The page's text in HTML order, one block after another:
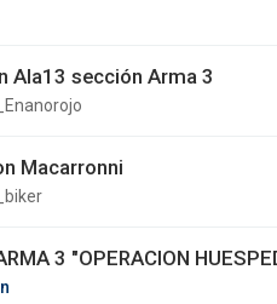
Ala13 sección Arma 3
Macarronni
3 "OPERACION